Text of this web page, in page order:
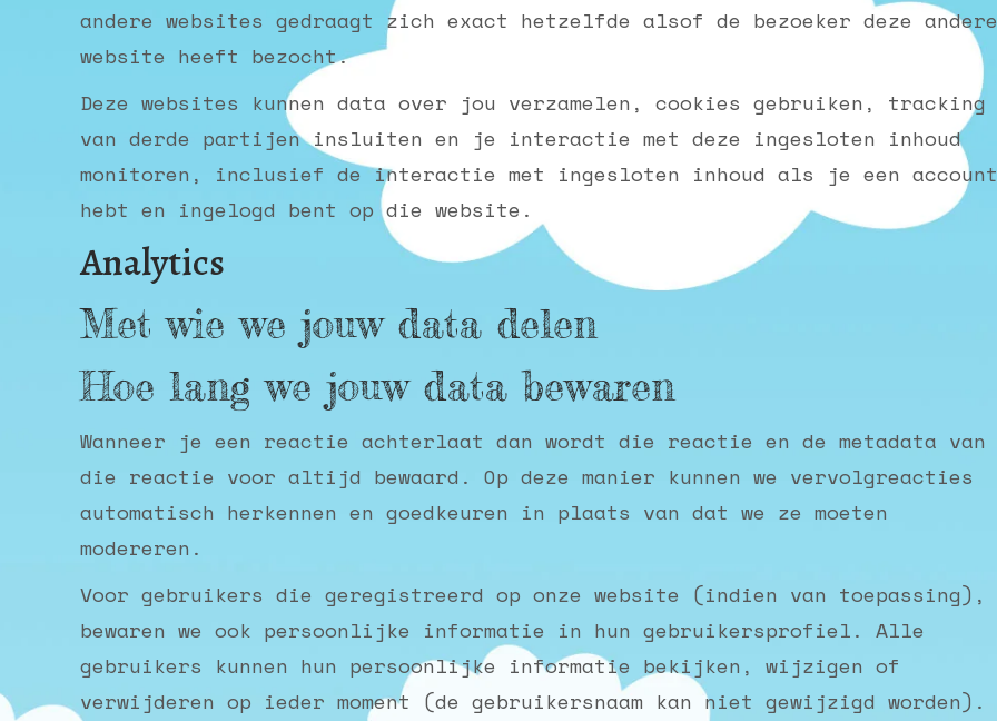
andere websites gedraagt zich exact hetzelfde alsof de bezoeker deze andere
website heeft bezocht.
Deze websites kunnen data over jou verzamelen, cookies gebruiken, tracking
van derde partijen insluiten en je interactie met deze ingesloten inhoud
monitoren, inclusief de interactie met ingesloten inhoud als je een account
hebt en ingelogd bent op die website.
Analytics
Met wie we jouw data delen
Hoe lang we jouw data bewaren
Wanneer je een reactie achterlaat dan wordt die reactie en de metadata van
die reactie voor altijd bewaard. Op deze manier kunnen we vervolgreacties
automatisch herkennen en goedkeuren in plaats van dat we ze moeten
modereren.
Voor gebruikers die geregistreerd op onze website (indien van toepassing),
bewaren we ook persoonlijke informatie in hun gebruikersprofiel. Alle
gebruikers kunnen hun persoonlijke informatie bekijken, wijzigen of
verwijderen op ieder moment (de gebruikersnaam kan niet gewijzigd worden).